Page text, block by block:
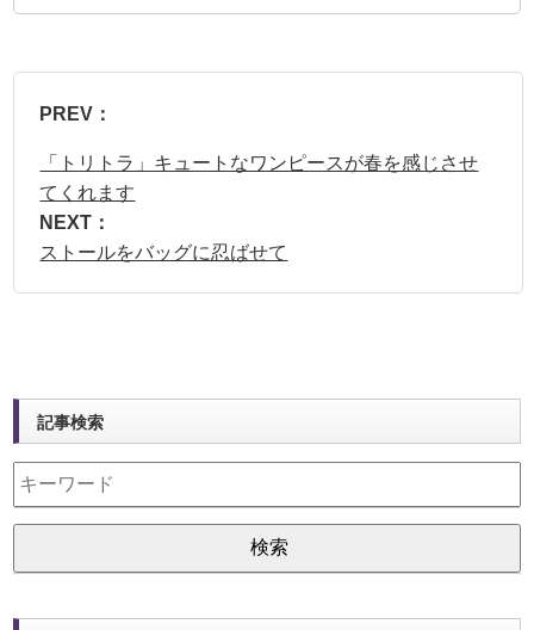
PREV：
「トリトラ」キュートなワンピースが春を感じさせ
てくれます
NEXT：
ストールをバッグに忍ばせて
記事検索